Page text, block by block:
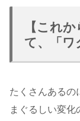
【これ
て、「ワ
たくさんあるの
まぐるしい変